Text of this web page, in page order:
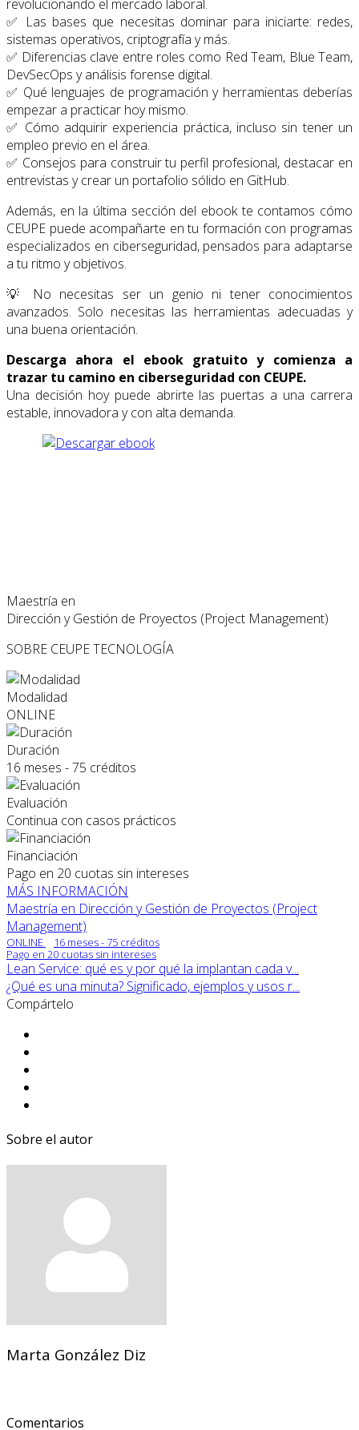
revolucionando el mercado laboral.
✅ Las bases que necesitas dominar para iniciarte: redes,
sistemas operativos, criptografía ymás.
✅ Diferencias clave entre roles como RedTeam, BlueTeam,
DevSecOps yanálisis forense digital.
✅ Qué lenguajes de programacióny herramientas deberías
empezar a practicar hoymismo.
✅ Cómo adquirir experiencia práctica, incluso sintener un
empleo previo en el área.
✅ Consejos para construirtu perfil profesional, destacar en
entrevistas ycrear un portafolio sólido en GitHub.
Además, en la última sección del ebookte contamos cómo
CEUPE puede acompañarte entu formación con programas
especializados en ciberseguridad, pensados para adaptarse
atu ritmo yobjetivos.
💡 No necesitas ser un genio nitener conocimientos
avanzados. Solo necesitas las herramientas adecuadasy
una buena orientación.
Descarga ahora el ebook gratuitoy comienza a
trazar tu camino en ciberseguridad con CEUPE.
Una decisión hoy puede abrirte las puertas a una carrera
estable, innovadora ycon alta demanda.
Maestría en
Dirección y Gestión de Proyectos (Project Management)
SOBRE CEUPETECNOLOGÍA
Modalidad
ONLINE
Duración
16 meses - 75 créditos
Evaluación
Continua con casos prácticos
Financiación
Pago en 20 cuotas sin intereses
MÁS INFORMACIÓN
Maestría en Dirección y Gestión de Proyectos (Project
Management)
ONLINE
16 meses - 75 créditos
Pago en 20 cuotas sin intereses
Lean Service: qué es y por qué la implantan cada v...
¿Qué es una minuta? Significado, ejemplos y usos r...
Compártelo
Sobre el autor
Marta González Diz
Comentarios